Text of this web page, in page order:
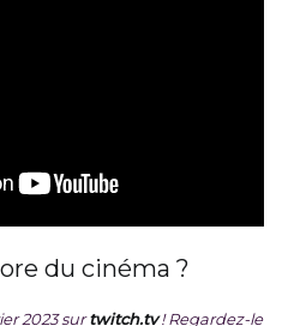
du cinéma ?
2023 surtwitch.tv ! Regardez-le